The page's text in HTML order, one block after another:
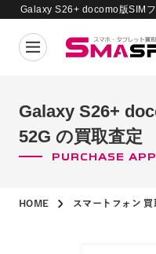
Galaxy S26+ docomo版SIM
Galaxy S26+
52G の買取査定
PURCHASE
HOME スマートフォン 買